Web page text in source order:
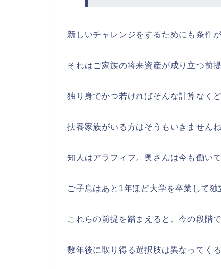
新しいチャレンジをするためにも条件が
それはご家族の将来資産が成り立つ前
独り身でかつ若ければそんな計算なく
扶養家族がいる方はそうもいきませんね
知人はアラフィフ。奥さんは今も働いて
ご子息はあと1年ほど大学を卒業して独
これらの前提を踏まえると、今の段階
数年後に取り得る選択肢は異なってく